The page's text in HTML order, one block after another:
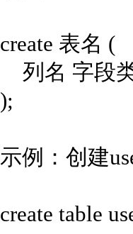
create 表名 (
列名 字段
);
示例：创建
create table